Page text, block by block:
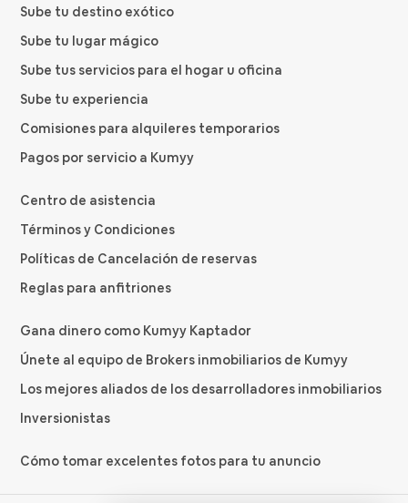
Sube tu destino exótico
Sube tu lugar mágico
Sube tus servicios para el hogar u oficina
Sube tu experiencia
Comisiones para alquileres temporarios
Pagos por servicio a Kumyy
Centro de asistencia
Términos y Condiciones
Políticas de Cancelación de reservas
Reglas para anfitriones
Gana dinero como Kumyy Kaptador
Únete al equipo de Brokers inmobiliarios de Kumyy
Los mejores aliados de los desarrolladores inmobiliarios
Inversionistas
Cómo tomar excelentes fotos para tu anuncio